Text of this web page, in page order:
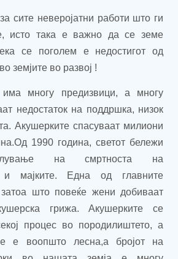
сите неверојатни работи што ги
исто така е важно да се земе
се поголем е недостигот од
земјите во развој !
многу предизвици, а многу
недостаток на поддршка, низок
Акушерките спасуваат милиони
1990 година, светот бележи
на смртноста на
и мајките.
Една од главните
што повеќе жени добиваат
грижа. Акушерките се
процес во породилиштето, а
е воопшто лесна,а бројот
на